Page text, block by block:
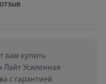
вам купить
Усиленная
с гарантией